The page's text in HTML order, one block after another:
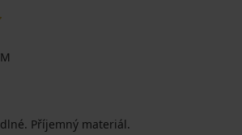
Příjemný materiál.